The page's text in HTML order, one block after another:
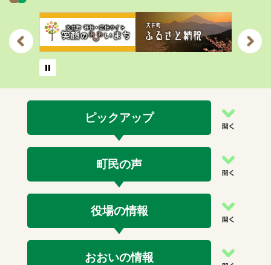
ピックアップ
町民の声
役場の情報
おおいの情報